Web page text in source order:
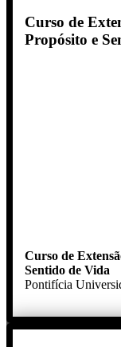
Curso de
Propósito e
Curso de
Sentido de Vida
Pontifícia